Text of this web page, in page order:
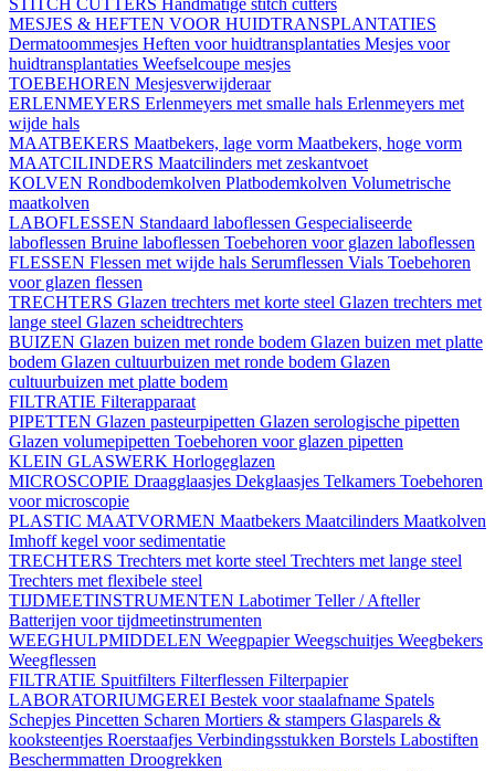
STITCH CUTTERS Handmatige stitch cutters
MESJES & HEFTEN VOOR HUIDTRANSPLANTATIES
Dermatoommesjes Heften voor huidtransplantaties Mesjes voor
huidtransplantaties Weefselcoupe mesjes
TOEBEHOREN Mesjesverwijderaar
ERLENMEYERS Erlenmeyers met smalle hals Erlenmeyers met
wijde hals
MAATBEKERS Maatbekers, lage vorm Maatbekers, hoge vorm
MAATCILINDERS Maatcilinders met zeskantvoet
KOLVEN Rondbodemkolven Platbodemkolven Volumetrische
maatkolven
LABOFLESSEN Standaard laboflessen Gespecialiseerde
laboflessen Bruine laboflessen Toebehoren voor glazen laboflessen
FLESSEN Flessen met wijde hals Serumflessen Vials Toebehoren
voor glazen flessen
TRECHTERS Glazen trechters met korte steel Glazen trechters met
lange steel Glazen scheidtrechters
BUIZEN Glazen buizen met ronde bodem Glazen buizen met platte
bodem Glazen cultuurbuizen met ronde bodem Glazen
cultuurbuizen met platte bodem
FILTRATIE Filterapparaat
PIPETTEN Glazen pasteurpipetten Glazen serologische pipetten
Glazen volumepipetten Toebehoren voor glazen pipetten
KLEIN GLASWERK Horlogeglazen
MICROSCOPIE Draagglaasjes Dekglaasjes Telkamers Toebehoren
voor microscopie
PLASTIC MAATVORMEN Maatbekers Maatcilinders Maatkolven
Imhoff kegel voor sedimentatie
TRECHTERS Trechters met korte steel Trechters met lange steel
Trechters met flexibele steel
TIJDMEETINSTRUMENTEN LabotimerTeller / Afteller
Batterijen voor tijdmeetinstrumenten
WEEGHULPMIDDELEN WeegpapierWeegschuitjes Weegbekers
Weegflessen
FILTRATIE Spuitfilters Filterflessen Filterpapier
LABORATORIUMGEREI Bestek voor staalafname Spatels
Schepjes Pincetten Scharen Mortiers & stampers Glasparels &
kooksteentjes Roerstaafjes Verbindingsstukken Borstels Labostiften
Beschermmatten Droogrekken